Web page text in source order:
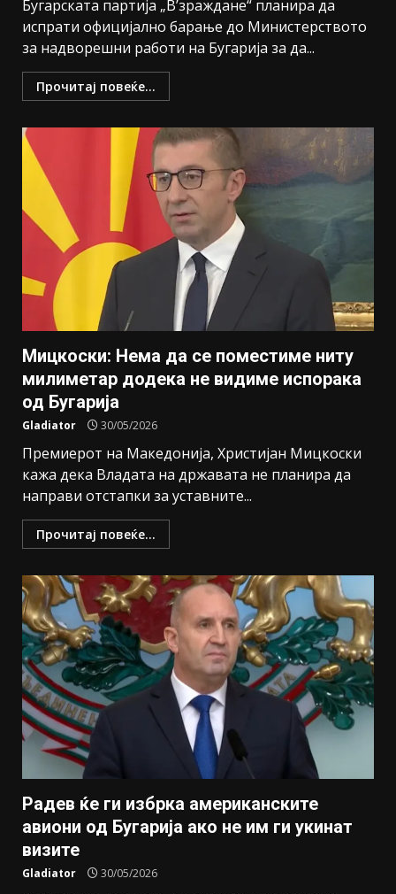
Бугарската партија „В’зраждане“ планира да
испрати официјално барање до Министерството
за надворешни работи на Бугарија за да...
Прочитај повеќе...
Мицкоски: Нема да се поместиме ниту
милиметар додека не видиме испорака
од Бугарија
Gladiator 30/05/2026
Премиерот на Македонија, Христијан Мицкоски
кажа дека Владата на државата не планира да
направи отстапки за уставните...
Прочитај повеќе...
Радев ќе ги избрка американските
авиони од Бугарија ако не им ги укинат
визите
Gladiator 30/05/2026